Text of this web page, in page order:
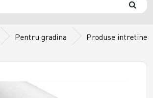
Pentru gradina Produse